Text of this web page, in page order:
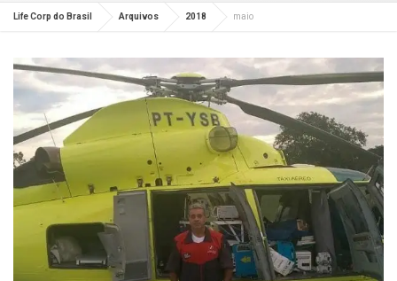
Life Corp do Brasil Arquivos 2018 maio